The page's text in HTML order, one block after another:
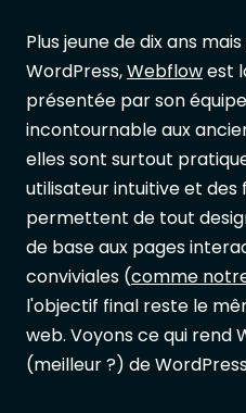
Plus jeune de dix ans
WordPress,Webflowest
présentée par son
incontournable aux
elles sont surtout
utilisateur intuitive et des
permettent de tout
de base aux pages
conviviales (comme
l'objectif final reste le
web. Voyons ce qui rend
(meilleur ?) de